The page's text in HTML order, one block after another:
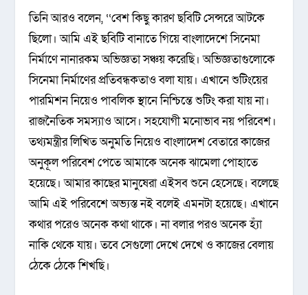
তিনি আরও বলেন, ‘‘বেশ কিছু কারণ ছবিটি সেন্সরে আটকে
ছিলো। আমি এই ছবিটি বানাতে গিয়ে বাংলাদেশে সিনেমা
নির্মাণে নানারকম অভিজ্ঞতা সঞ্চয় করেছি। অভিজ্ঞতাগুলোকে
সিনেমা নির্মাণের প্রতিবন্ধকতাও বলা যায়। এখানে শুটিংয়ের
পারমিশন নিয়েও পাবলিক স্থানে নিশ্চিন্তে শুটিং করা যায় না।
রাজনৈতিক সমস্যাও আসে। সহযোগী মনোভাব নয় পরিবেশ।
তথ্যমন্ত্রীর লিখিত অনুমতি নিয়েও বাংলাদেশ বেতারে কাজের
অনুকূল পরিবেশ পেতে আমাকে অনেক ঝামেলা পোহাতে
হয়েছে। আমার কাছের মানুষেরা এইসব শুনে হেসেছে। বলেছে
আমি এই পরিবেশে অভ্যস্ত নই বলেই এমনটা হয়েছে। এখানে
কথার পরেও অনেক কথা থাকে। না বলার পরও অনেক হ্যাঁ
নাকি থেকে যায়। তবে সেগুলো দেখে দেখে ও কাজের বেলায়
ঠেকে ঠেকে শিখছি।